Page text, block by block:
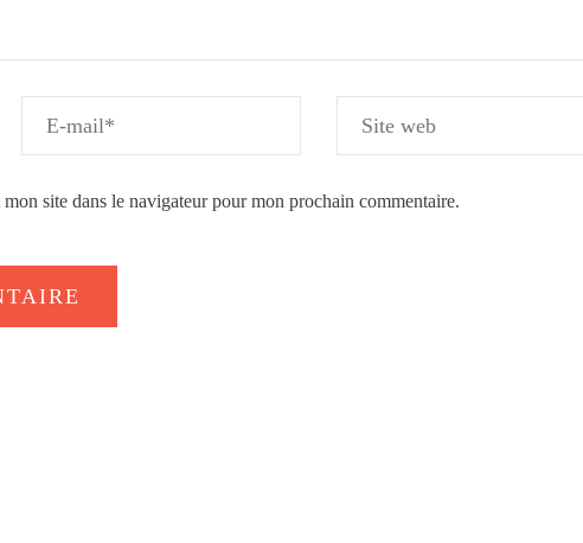
site dans le navigateur pour mon prochain commentaire.